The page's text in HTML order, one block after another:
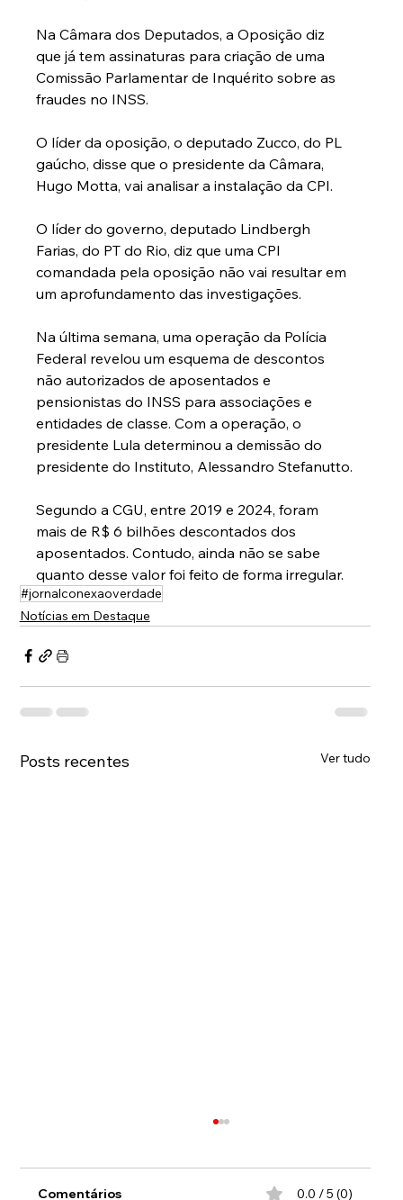
Na Câmara dos Deputados, a Oposição diz
que já tem assinaturas para criação de uma
Comissão Parlamentar de Inquérito sobre as
fraudes no INSS.
O líder da oposição, o deputado Zucco, do PL
gaúcho, disse que o presidente da Câmara,
Hugo Motta, vai analisar a instalação da CPI.
O líder do governo, deputado Lindbergh
Farias, do PT do Rio, diz que uma CPI
comandada pela oposição não vai resultar em
um aprofundamento das investigações.
Na última semana, uma operação da Polícia
Federal revelou um esquema de descontos
não autorizados de aposentados e
pensionistas do INSS para associações e
entidades de classe. Com a operação, o
presidente Lula determinou a demissão do
presidente do Instituto, Alessandro Stefanutto.
Segundo a CGU, entre 2019 e 2024, foram
mais de R$ 6 bilhões descontados dos
aposentados. Contudo, ainda não se sabe
quanto desse valor foi feito de forma irregular.
#jornalconexaoverdade
Notícias em Destaque
Posts recentes Ver tudo
Comentários 0.0 / 5 (0)